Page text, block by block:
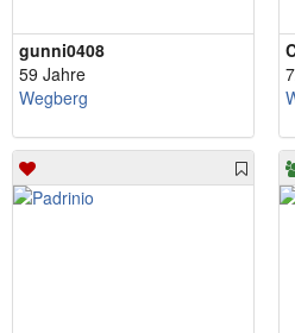
gunni0408
59 Jahre
Wegberg